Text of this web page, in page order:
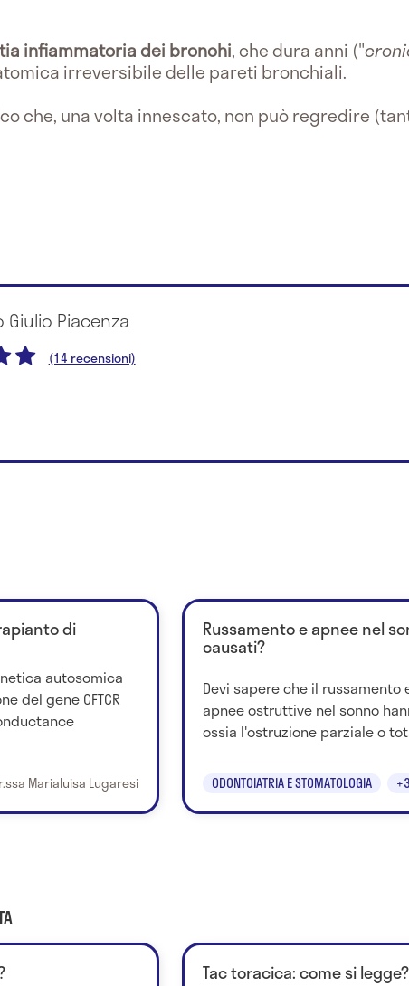
infiammatoria dei bronchi, che dura anni ("
irreversibile delle pareti bronchiali.
che, una volta innescato, non può regredire
Giulio Piacenza
(14 recensioni)
di
autosomica
del gene CFTCR
Marialuisa Lugaresi
Russamento e apnee nel
causati?
Devi sapere che il russamento
apnee ostruttive nel sonno
ossia l'ostruzione parziale o
ODONTOIATRIA E STOMATOLOGIA +3
Tac toracica: come si legge?